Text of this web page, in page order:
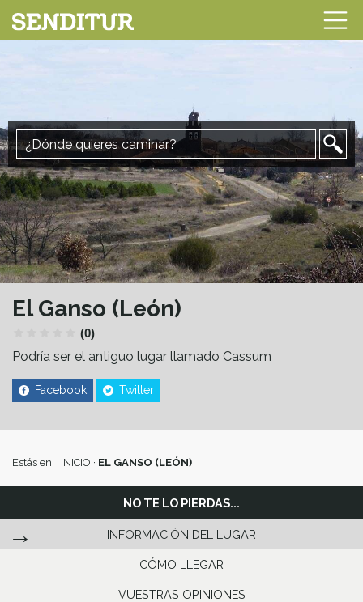
El Ganso (León)
(0)
Podría ser el antiguo lugar llamado Cassum
Facebook Twitter
Estás en: INICIO · EL GANSO (LEÓN)
NO TE LO PIERDAS...
INFORMACIÓN DEL LUGAR
CÓMO LLEGAR
VUESTRAS OPINIONES